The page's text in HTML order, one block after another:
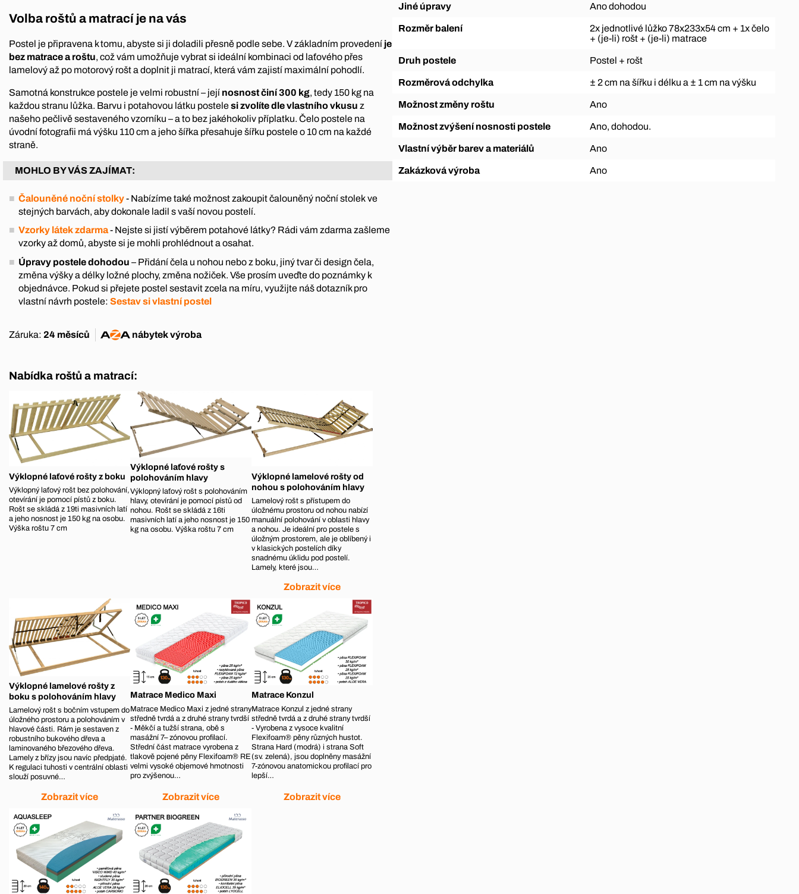
Volba roštů a matrací je na vás
Postel je připravena k tomu, abyste si ji doladili přesně podle sebe. V základním provedení je
bez matrace a roštu, což vám umožňuje vybrat si ideální kombinaci od laťového přes
lamelový až po motorový rošt a doplnit ji matrací, která vám zajistí maximální pohodlí.
Samotná konstrukce postele je velmi robustní – její nosnost činí 300 kg, tedy 150 kg na
každou stranu lůžka. Barvu i potahovou látku postelesi zvolíte dle vlastního vkusu z
našeho pečlivě sestaveného vzorníku – a to bez jakéhokoliv příplatku. Čelo postele na
úvodní fotografii má výšku 110 cm a jeho šířka přesahuje šířku postele o 10 cm na každé
straně.
MOHLO BY VÁS ZAJÍMAT:
Čalouněné noční stolky- Nabízíme také možnost zakoupit čalouněný noční stolek ve
stejných barvách, aby dokonale ladil s vaší novou postelí.
Vzorky látek zdarma- Nejste si jistí výběrem potahové látky? Rádi vám zdarma zašleme
vzorky až domů, abyste si je mohli prohlédnout a osahat.
Úpravy postele dohodou – Přidání čela u nohou nebo z boku, jiný tvar či design čela,
změna výšky a délky ložné plochy, změna nožiček. Vše prosím uveďte do poznámky k
objednávce. Pokud si přejete postel sestavit zcela na míru, využijte náš dotazník pro
vlastní návrh postele: Sestav si vlastní postel
Záruka: 24 měsíců nábytekvýroba
Nabídka roštů a matrací:
Výklopné laťové rošty z boku
Výklopný laťový rošt bez polohování,
otevírání je pomocí pístů z boku.
Rošt se skládá z 19ti masivních latí
a jeho nosnost je 150 kg na osobu.
Výška roštu 7 cm
Výklopné laťové rošty s
polohováním hlavy
Výklopný laťový rošt s polohováním
hlavy, otevírání je pomocí pístů od
nohou. Rošt se skládá z 16ti
masivních latí a jeho nosnost je 150
kg na osobu. Výška roštu 7 cm
Výklopné lamelové rošty od
nohou s polohováním hlavy
Lamelový rošt s přístupem do
úložnému prostoru od nohou nabízí
manuální polohování v oblasti hlavy
a nohou. Je ideální pro postele s
úložným prostorem, ale je oblíbený i
v klasických postelích díky
snadnému úklidu pod postelí.
Lamely, které jsou…
Zobrazit více
Výklopné lamelové rošty z
boku s polohováním hlavy
Lamelový rošt s bočním vstupem do
úložného prostoru a polohováním v
hlavové části. Rám je sestaven z
robustního bukového dřeva a
laminovaného březového dřeva.
Lamely z břízy jsou navíc předpjaté.
K regulaci tuhosti v centrální oblasti
slouží posuvné…
Zobrazit více
Matrace Medico Maxi
Matrace Medico Maxi z jedné strany
středně tvrdá a z druhé strany tvrdší
- Měkčí a tužší strana, obě s
masážní 7– zónovou profilací.
Střední část matrace vyrobena z
tlakově pojené pěny Flexifoam® RE
velmi vysoké objemové hmotnosti
pro zvýšenou…
Zobrazit více
Matrace Konzul
Matrace Konzul z jedné strany
středně tvrdá a z druhé strany tvrdší
- Vyrobena z vysoce kvalitní
Flexifoam® pěny různých hustot.
Strana Hard (modrá) i strana Soft
(sv. zelená), jsou doplněny masážní
7-zónovou anatomickou profilací pro
lepší…
Zobrazit více
Jiné úpravy Ano dohodou
Rozměr balení
2x jednotlivé lůžko 78x233x54 cm + 1x čelo
+ (je-li) rošt + (je-li) matrace
Druh postele Postel + rošt
Rozměrová odchylka ± 2 cm na šířku i délku a ± 1 cm na výšku
Možnost změny roštu Ano
Možnost zvýšení nosnosti postele Ano, dohodou.
Vlastní výběr barev a materiálů Ano
Zakázková výroba Ano